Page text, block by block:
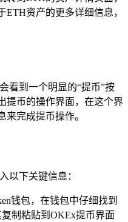
资产的更多详细信息，
看到一个明显的“提币”按
提币的操作界面，在这个界
来完成提币操作。
以下关键信息：
钱包，在钱包中仔细找到
制粘贴到OKEx提币界面